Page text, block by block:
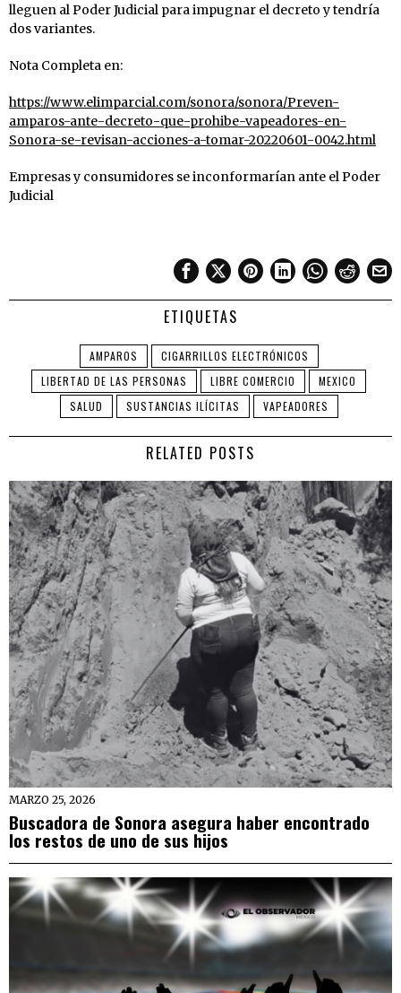
lleguen al Poder Judicial para impugnar el decreto y tendría
dos variantes.
Nota Completa en:
https://www.elimparcial.com/sonora/sonora/Preven-
amparos-ante-decreto-que-prohibe-vapeadores-en-
Sonora-se-revisan-acciones-a-tomar-20220601-0042.html
Empresas y consumidores se inconformarían ante el Poder
Judicial
ETIQUETAS
AMPAROS
CIGARRILLOS ELECTRÓNICOS
LIBERTAD DE LAS PERSONAS
LIBRE COMERCIO
MEXICO
SALUD
SUSTANCIAS ILÍCITAS VAPEADORES
RELATED POSTS
MARZO 25, 2026
Buscadora de Sonora asegura haber encontrado
los restos de uno de sus hijos